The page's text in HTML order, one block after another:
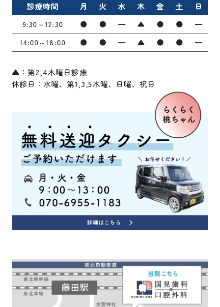
診療時間 月 火 水 木 金 土 日
9:30～12:30 ● ● ━ ▲ ● ●
━
14:00～18:00
● ● ━ ▲ ● ● ━
▲：第2,4木曜日診療
休診日：水曜、第1,3,5木曜、日曜、祝日